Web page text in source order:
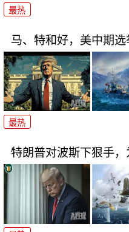
最热
马、特和好，美中期选
最热
特朗普对波斯下狠手，